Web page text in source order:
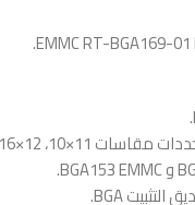
12×16، 12×18، و 14×18 ملم.